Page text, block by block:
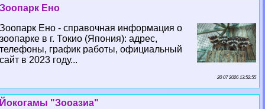
Зоопарк Ено
Зоопарк Ено - справочная информация о
зоопарке в г. Токио (Япония): адрес,
телефоны, график работы, официальный
сайт в 2023 году...
20 07 2026 13:52:55
Йокогамы "Зооазиа"